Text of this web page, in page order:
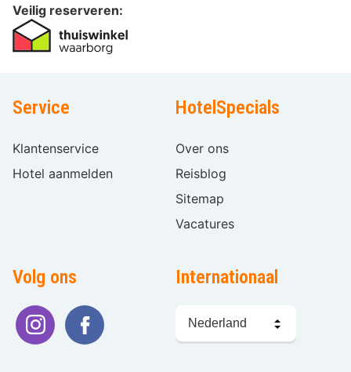
Veilig reserveren:
Service
Klantenservice
Hotel aanmelden
HotelSpecials
Over ons
Reisblog
Sitemap
Vacatures
Volg ons Internationaal
kiezen